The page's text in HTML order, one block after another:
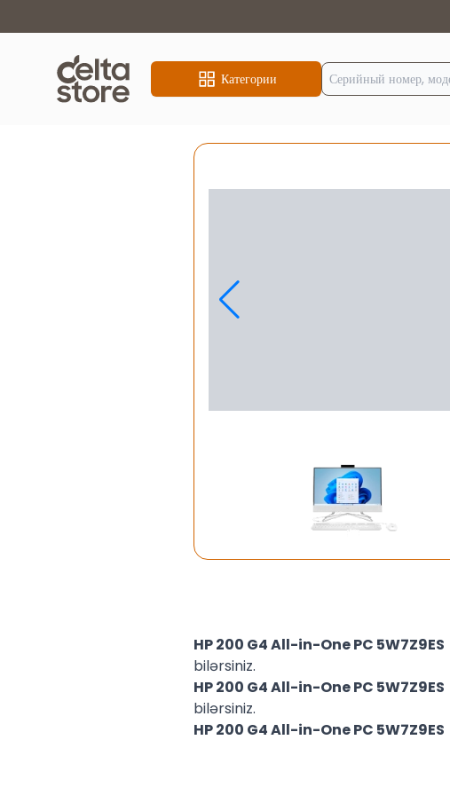
Категории
HP 200 G4 All-in-One PC 5W7Z9ES
bilərsiniz.
HP 200 G4 All-in-One PC 5W7Z9ES
bilərsiniz.
HP 200 G4 All-in-One PC 5W7Z9ES